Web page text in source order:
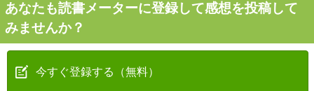
あなたも読書メーターに登録して感想を投稿して
みませんか？
今すぐ登録する（無料）